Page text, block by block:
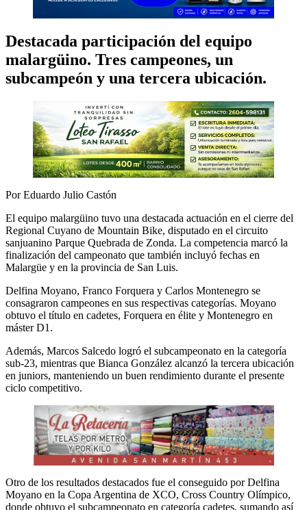
Destacada participación del equipo
malargüino. Tres campeones, un
subcampeón y una tercera ubicación.
Por Eduardo Julio Castón
El equipo malargüino tuvo una destacada actuación en el cierre del
Regional Cuyano de Mountain Bike, disputado en el circuito
sanjuanino Parque Quebrada de Zonda. La competencia marcó la
finalización del campeonato que también incluyó fechas en
Malargüe y en la provincia de San Luis.
Delfina Moyano, Franco Forquera y Carlos Montenegro se
consagraron campeones en sus respectivas categorías. Moyano
obtuvo el título en cadetes, Forquera en élite y Montenegro en
máster D1.
Además, Marcos Salcedo logró el subcampeonato en la categoría
sub-23, mientras que Bianca González alcanzó la tercera ubicación
en juniors, manteniendo un buen rendimiento durante el presente
ciclo competitivo.
Otro de los resultados destacados fue el conseguido por Delfina
Moyano en la Copa Argentina de XCO, Cross Country Olímpico,
donde obtuvo el subcampeonato en categoría cadetes, sumando así